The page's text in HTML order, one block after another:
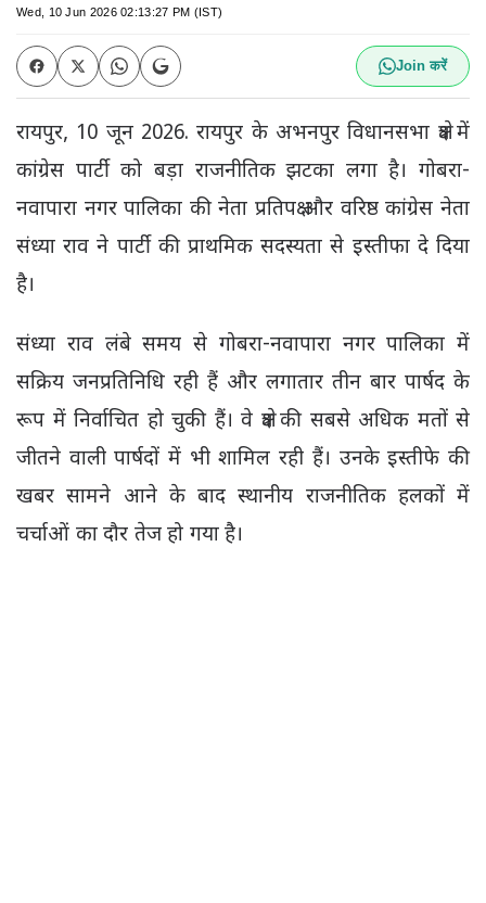
Wed, 10 Jun 2026 02:13:27 PM (IST)
Join करें
रायपुर, 10 जून 2026. रायपुर के अभनपुर विधानसभा क्षेत्र में
कांग्रेस पार्टी को बड़ा राजनीतिक झटका लगा है। गोबरा-
नवापारा नगर पालिका की नेता प्रतिपक्ष और वरिष्ठ कांग्रेस नेता
संध्या राव ने पार्टी की प्राथमिक सदस्यता से इस्तीफा दे दिया
है।
संध्या राव लंबे समय से गोबरा-नवापारा नगर पालिका में
सक्रिय जनप्रतिनिधि रही हैं और लगातार तीन बार पार्षद के
रूप में निर्वाचित हो चुकी हैं। वे क्षेत्र की सबसे अधिक मतों से
जीतने वाली पार्षदों में भी शामिल रही हैं। उनके इस्तीफे की
खबर सामने आने के बाद स्थानीय राजनीतिक हलकों में
चर्चाओं का दौर तेज हो गया है।